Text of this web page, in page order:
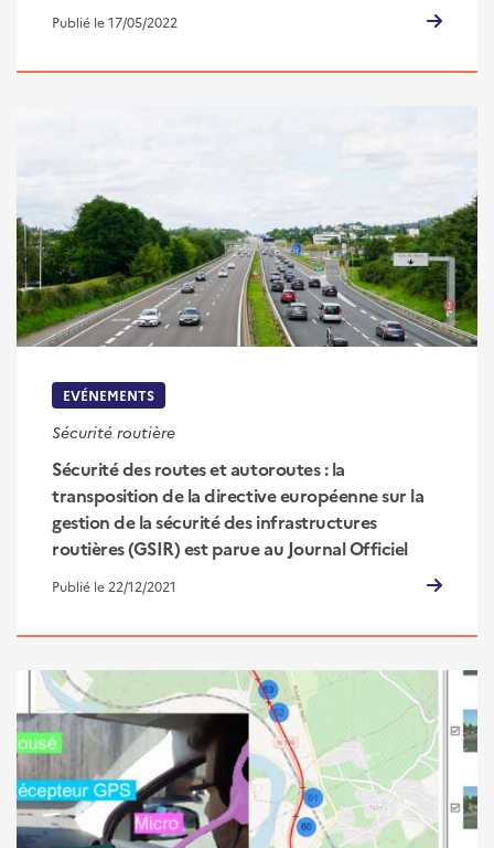
Publié le 17/05/2022
EVÉNEMENTS
Sécurité routière
Sécurité des routes et autoroutes : la
transposition de la directive européenne sur la
gestion de la sécurité des infrastructures
routières (GSIR) est parue au Journal Officiel
Publié le 22/12/2021